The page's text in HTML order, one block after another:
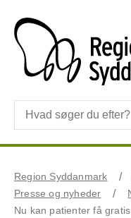
Region Syddanmark
Presse og nyheder
Nu kan patienter få